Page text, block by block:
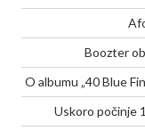
Boozter
O albumu „40 Blue
Uskoro počinje